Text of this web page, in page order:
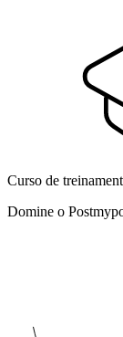
Curso de
Domine o